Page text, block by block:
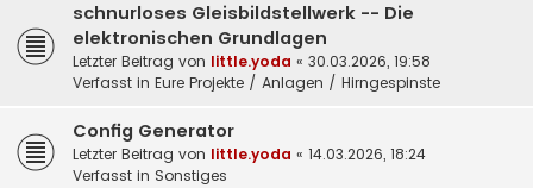
schnurloses Gleisbildstellwerk -- Die
elektronischen Grundlagen
Letzter Beitrag von little.yoda « 30.03.2026, 19:58
Verfasst in Eure Projekte / Anlagen / Hirngespinste
Config Generator
Letzter Beitrag von little.yoda « 14.03.2026, 18:24
Verfasst in Sonstiges